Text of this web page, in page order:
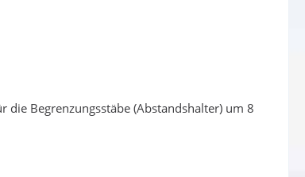
die Begrenzungsstäbe (Abstandshalter) um 8